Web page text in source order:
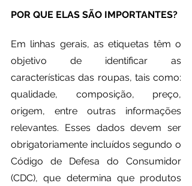
POR QUE ELAS SÃO IMPORTANTES?
Em linhas gerais, as etiquetas têm o
objetivo de identificar as
características das roupas, tais como:
qualidade, composição, preço,
origem, entre outras informações
relevantes. Esses dados devem ser
obrigatoriamente incluídos segundo o
Código de Defesa do Consumidor
(CDC), que determina que produtos